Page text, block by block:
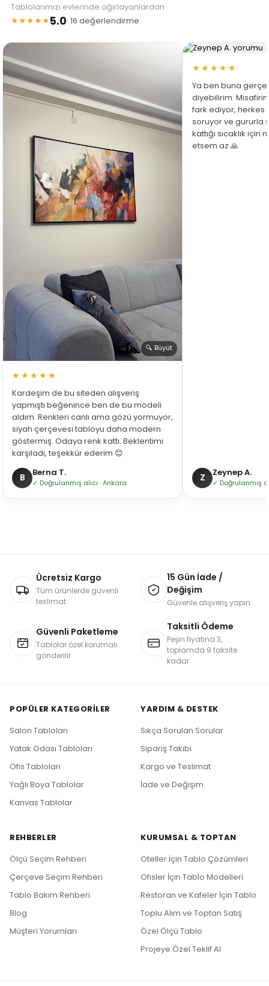
Tablolarımızı evlerinde ağırlayanlardan
★★★★★5.0· 16 değerlendirme
🔍 Büyüt
★★★★★
Kardeşim de bu siteden alışveriş
yapmıştı beğenince ben de bu modeli
aldım. Renkleri canlı ama gözü yormuyor,
siyah çerçevesi tabloyu daha modern
göstermiş. Odaya renk kattı. Beklentimi
karşıladı, teşekkür ederim 😊
B Berna T.
✓ Doğrulanmış alıcı · Ankara
★★★★★
Ya ben buna
diyebilirim.
fark ediyor, herkes
soruyor ve gururla
kattığı sıcaklık
etsem az 🙏
Z Zeynep A.
✓ Doğrulanmış
Ücretsiz Kargo
Tüm ürünlerde güvenli
teslimat
15 Gün İade /
Değişim
Güvenle alışveriş yapın
Güvenli Paketleme
Tablolar özel korumalı
gönderilir
Taksitli Ödeme
Peşin fiyatına 3,
toplamda 9 taksite
kadar
POPÜLER KATEGORILER
Salon Tabloları
Yatak Odası Tabloları
Ofis Tabloları
Yağlı Boya Tablolar
Kanvas Tablolar
YARDIM & DESTEK
Sıkça Sorulan Sorular
Sipariş Takibi
Kargo ve Teslimat
İade ve Değişim
REHBERLER
Ölçü Seçim Rehberi
Çerçeve Seçim Rehberi
Tablo Bakım Rehberi
Blog
Müşteri Yorumları
KURUMSAL & TOPTAN
Oteller İçin Tablo Çözümleri
Ofisler İçin Tablo Modelleri
Restoran ve Kafeler İçin Tablo
Toplu Alım ve Toptan Satış
Özel Ölçü Tablo
Projeye Özel Teklif Al